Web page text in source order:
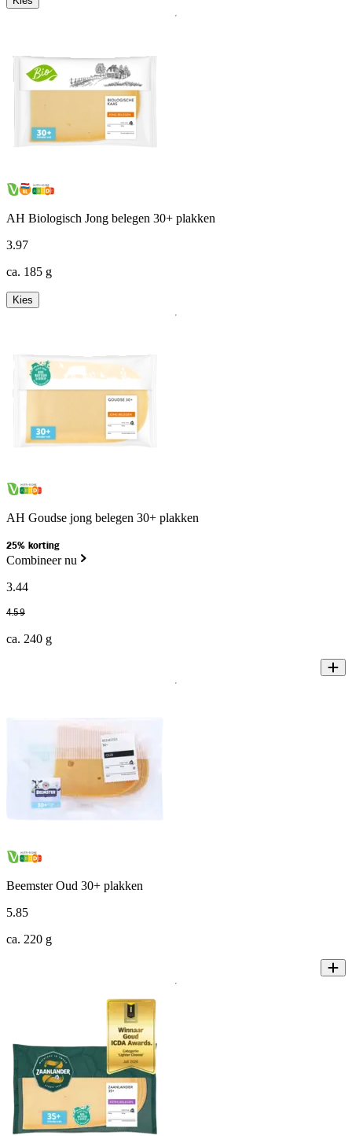
AH Biologisch Jong belegen 30+ plakken
3.97
ca. 185 g
Kies
AH Goudse jong belegen 30+ plakken
25% korting
Combineer nu
3.44
4.59
ca. 240 g
Beemster Oud 30+ plakken
5.85
ca. 220 g